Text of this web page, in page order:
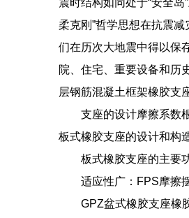
柔克刚”哲学思想在抗震
们在历次大地震中得以保
院、住宅、重要设备和历
层钢筋混凝土框架橡胶支
支座的设计摩擦系数
板式橡胶支座的设计和构
板式橡胶支座的主要
适应性广：FPS摩擦
GPZ盆式橡胶支座橡